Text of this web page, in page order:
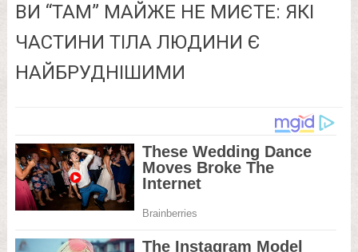
ВИ “ТАМ” МАЙЖЕ НЕ МИЄТЕ: ЯКІ
ЧAСТИНИ ТIЛA ЛЮДИНИ Є
НАЙБРУДНІШИМИ